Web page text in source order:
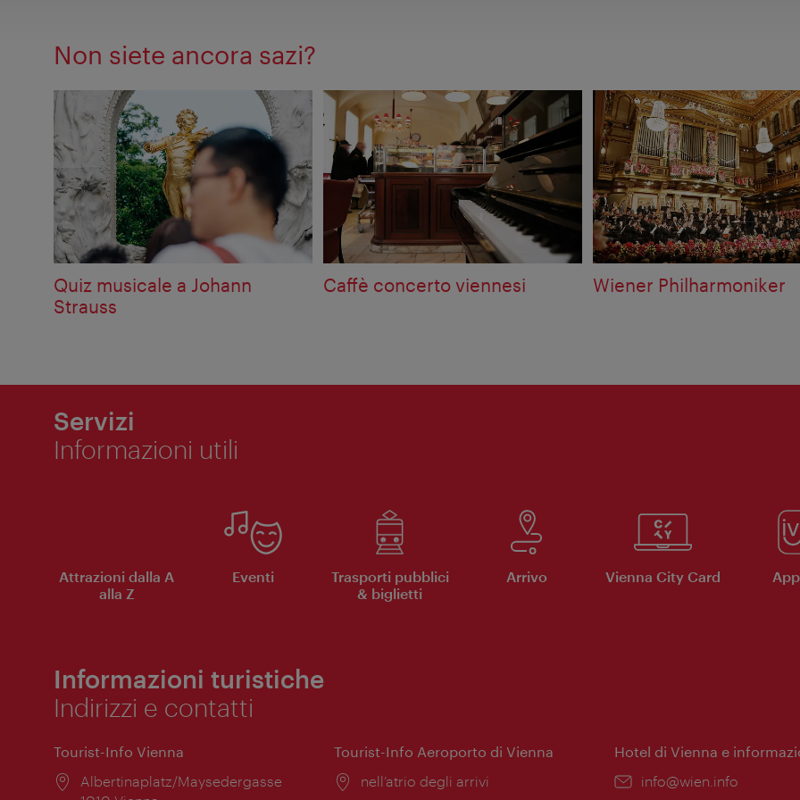
Non siete ancora sazi?
Quiz musicale a Johann
Strauss
Caffè concerto viennesi Wiener Philharmoniker
Servizi
Informazioni utili
Attrazioni dalla A
alla Z
Eventi
Trasporti pubblici
& biglietti
Arrivo Vienna City Card
Informazioni turistiche
Indirizzi e contatti
Tourist-Info Vienna
Posizione:
Albertinaplatz/Maysedergasse
Tourist-Info Aeroporto di Vienna
Posizione:
nell’atrio degli arrivi
Hotel di Vienna e
Email:
info@wien.info